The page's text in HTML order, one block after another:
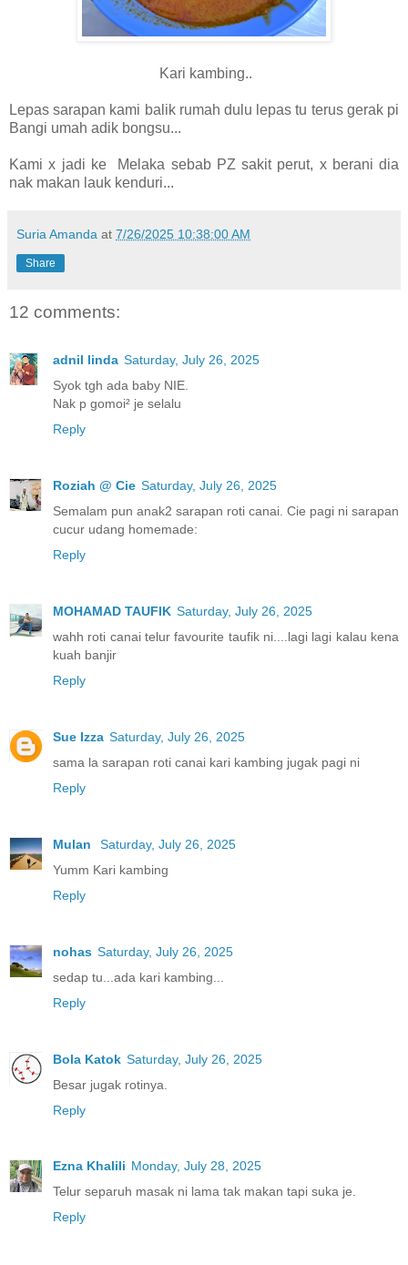
Kari kambing..
Lepas sarapan kami balik rumah dulu lepas tu terus gerak pi
Bangi umah adik bongsu...
Kami x jadi ke Melaka sebab PZ sakit perut, x berani dia
nak makan lauk kenduri...
Suria Amanda at 7/26/2025 10:38:00 AM
Share
12 comments:
adnil linda Saturday, July 26, 2025
Syok tgh ada baby NIE.
Nak p gomoi² je selalu
Reply
Roziah @ Cie Saturday, July 26, 2025
Semalam pun anak2 sarapan roti canai. Cie pagi ni sarapan
cucur udang homemade:
Reply
MOHAMAD TAUFIK Saturday, July 26, 2025
wahh roti canai telur favourite taufik ni....lagi lagi kalau kena
kuah banjir
Reply
Sue Izza Saturday, July 26, 2025
sama la sarapan roti canai kari kambing jugak pagi ni
Reply
Mulan
Saturday, July 26, 2025
Yumm Kari kambing
Reply
nohas Saturday, July 26, 2025
sedap tu...ada kari kambing...
Reply
Bola Katok Saturday, July 26, 2025
Besar jugak rotinya.
Reply
Ezna Khalili Monday, July 28, 2025
Telur separuh masak ni lama tak makan tapi suka je.
Reply